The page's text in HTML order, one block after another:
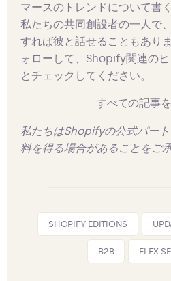
マースのトレンドについて書
私たちの共同創設者の一人で
すれば彼と話せることもあり
ォローして、Shopify関連の
とチェックしてください。
すべての記事
私たちはShopifyの公式パー
料を得る場合があることをご
SHOPIFY EDITIONS
B2B FLEX